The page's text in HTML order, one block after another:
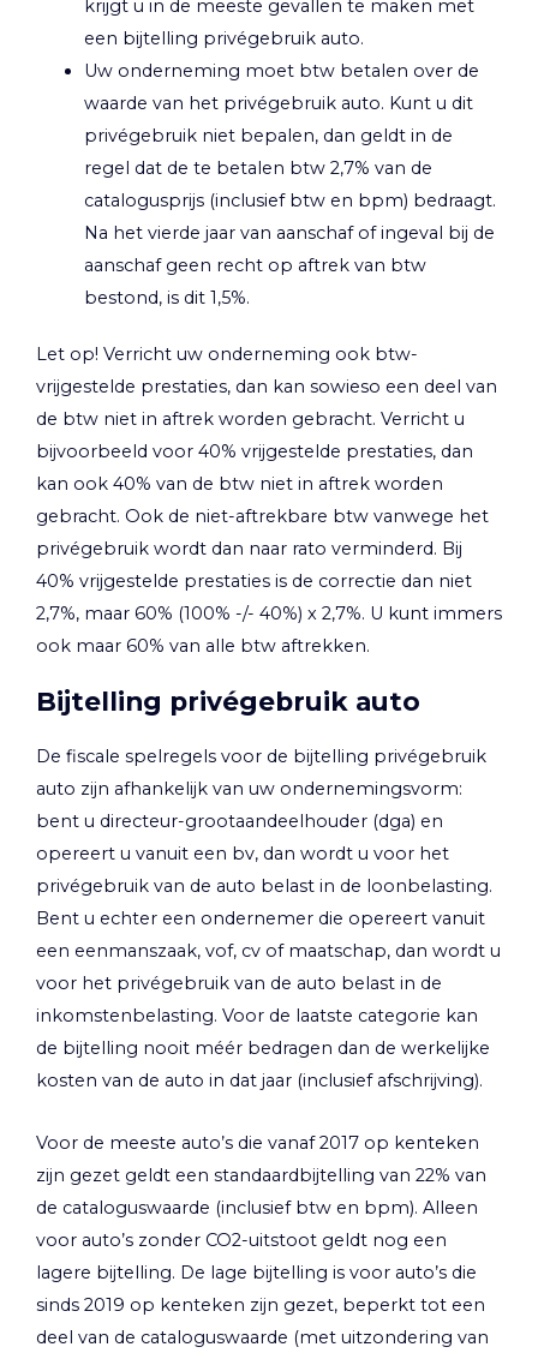
krijgt u in de meeste gevallen te maken met
een bijtelling privégebruik auto.
Uw onderneming moet btw betalen over de
waarde van het privégebruik auto. Kunt u dit
privégebruik niet bepalen, dan geldt in de
regel dat de te betalen btw 2,7% van de
catalogusprijs (inclusief btw en bpm) bedraagt.
Na het vierde jaar van aanschaf of ingeval bij de
aanschaf geen recht op aftrek van btw
bestond, is dit 1,5%.
Let op! Verricht uw onderneming ook btw-
vrijgestelde prestaties, dan kan sowieso een deel van
de btw niet in aftrek worden gebracht. Verricht u
bijvoorbeeld voor 40% vrijgestelde prestaties, dan
kan ook 40% van de btw niet in aftrek worden
gebracht. Ook de niet-aftrekbare btw vanwege het
privégebruik wordt dan naar rato verminderd. Bij
40% vrijgestelde prestaties is de correctie dan niet
2,7%, maar 60% (100% -/- 40%) x 2,7%. U kunt immers
ook maar 60% van alle btw aftrekken.
Bijtelling privégebruik auto
De fiscale spelregels voor de bijtelling privégebruik
auto zijn afhankelijk van uw ondernemingsvorm:
bent u directeur-grootaandeelhouder (dga) en
opereert u vanuit een bv, dan wordt u voor het
privégebruik van de auto belast in de loonbelasting.
Bent u echter een ondernemer die opereert vanuit
een eenmanszaak, vof, cv of maatschap, dan wordt u
voor het privégebruik van de auto belast in de
inkomstenbelasting. Voor de laatste categorie kan
de bijtelling nooit méér bedragen dan de werkelijke
kosten van de auto in dat jaar (inclusief afschrijving).
Voor de meeste auto’s die vanaf 2017 op kenteken
zijn gezet geldt een standaardbijtelling van 22% van
de cataloguswaarde (inclusief btw en bpm). Alleen
voor auto’s zonder CO2-uitstoot geldt nog een
lagere bijtelling. De lage bijtelling is voor auto’s die
sinds 2019 op kenteken zijn gezet, beperkt tot een
deel van de cataloguswaarde (met uitzondering van